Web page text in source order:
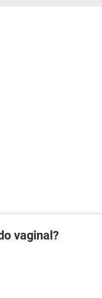
vaginal?